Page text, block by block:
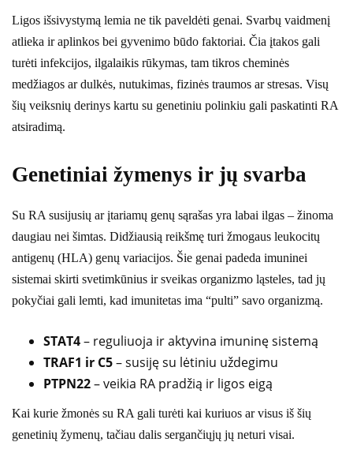
Ligos išsivystymą lemia ne tik paveldėti genai. Svarbų vaidmenį
atlieka ir aplinkos bei gyvenimo būdo faktoriai. Čia įtakos gali
turėti infekcijos, ilgalaikis rūkymas, tam tikros cheminės
medžiagos ar dulkės, nutukimas, fizinės traumos ar stresas. Visų
šių veiksnių derinys kartu su genetiniu polinkiu gali paskatinti RA
atsiradimą.
Genetiniai žymenys ir jų svarba
Su RA susijusių ar įtariamų genų sąrašas yra labai ilgas – žinoma
daugiau nei šimtas. Didžiausią reikšmę turi žmogaus leukocitų
antigenų (HLA) genų variacijos. Šie genai padeda imuninei
sistemai skirti svetimkūnius ir sveikas organizmo ląsteles, tad jų
pokyčiai gali lemti, kad imunitetas ima “pulti” savo organizmą.
STAT4– reguliuoja ir aktyvina imuninę sistemą
TRAF1 ir C5– susiję su lėtiniu uždegimu
PTPN22– veikia RA pradžią ir ligos eigą
Kai kurie žmonės su RA gali turėti kai kuriuos ar visus iš šių
genetinių žymenų, tačiau dalis sergančiųjų jų neturi visai.